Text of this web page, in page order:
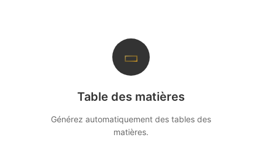
▭
Table des matières
Générez automatiquement des tables des
matières.